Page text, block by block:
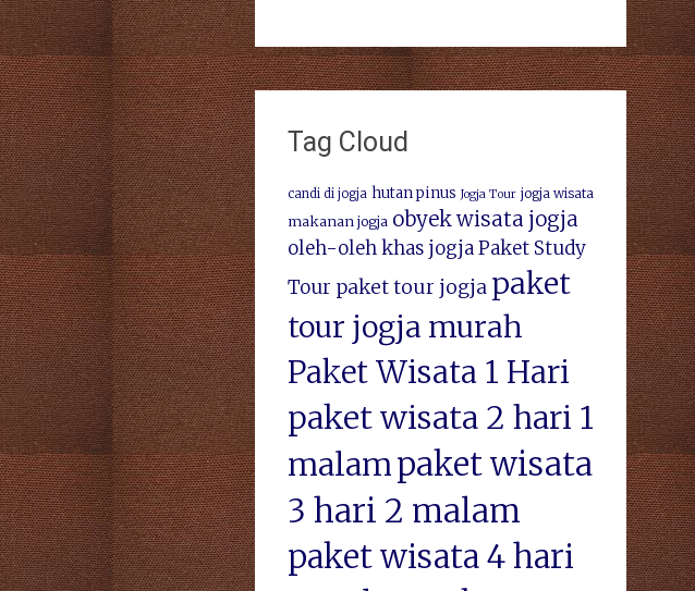
Tag Cloud
candi di jogja hutan pinus Jogja Tour jogja wisata
makanan jogja obyek wisata jogja
oleh-oleh khas jogjaPaket Study
Tour paket tour jogja paket
tour jogja murah
Paket Wisata 1 Hari
paket wisata 2 hari 1
malampaket wisata
3 hari 2 malam
paket wisata 4 hari